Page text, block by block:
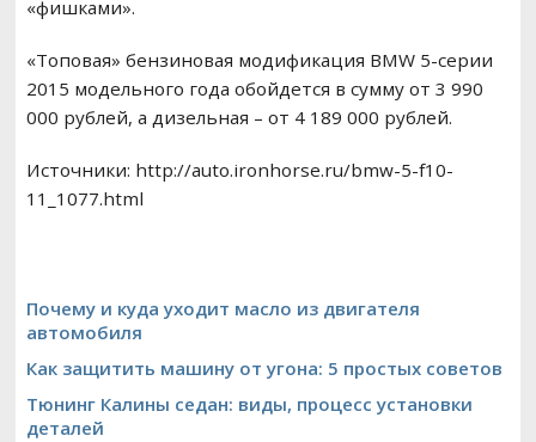
«фишками».
«Топовая» бензиновая модификация BMW 5-серии
2015 модельного года обойдется в сумму от 3 990
000 рублей, а дизельная – от 4 189 000 рублей.
Источники: http://auto.ironhorse.ru/bmw-5-f10-
11_1077.html
Почему и куда уходит масло из двигателя
автомобиля
Как защитить машину от угона: 5 простых советов
Тюнинг Калины седан: виды, процесс установки
деталей